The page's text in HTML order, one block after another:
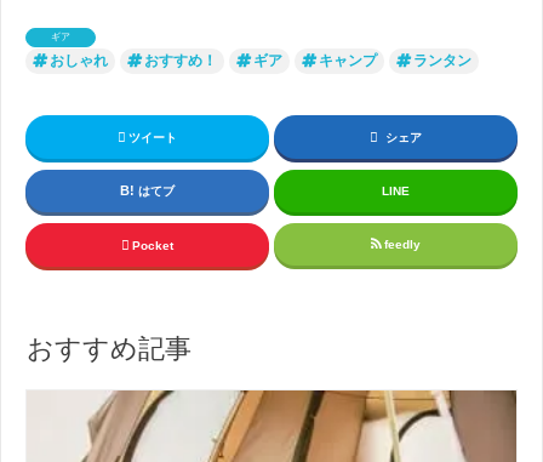
ギア
おしゃれ おすすめ！ ギア キャンプ ランタン
ツイート シェア
はてブ LINE
Pocket feedly
おすすめ記事